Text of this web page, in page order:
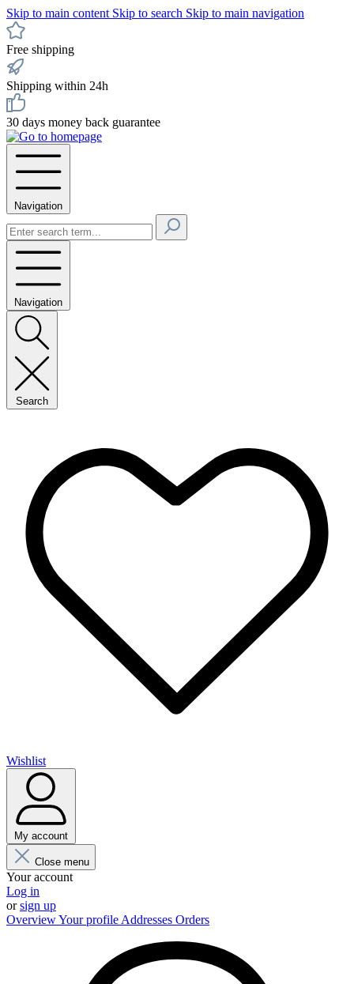
Skip to main content Skip to search Skip to main navigation
Free shipping
Shipping within 24h
30 days money back guarantee
Navigation
Navigation
Search
Wishlist
My account
Close menu
Your account
Log in
orsign up
OverviewYour profile Addresses Orders